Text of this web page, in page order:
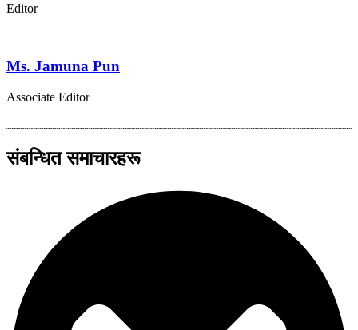
Editor
Ms. Jamuna Pun
Associate Editor
संबन्धित समाचारहरू